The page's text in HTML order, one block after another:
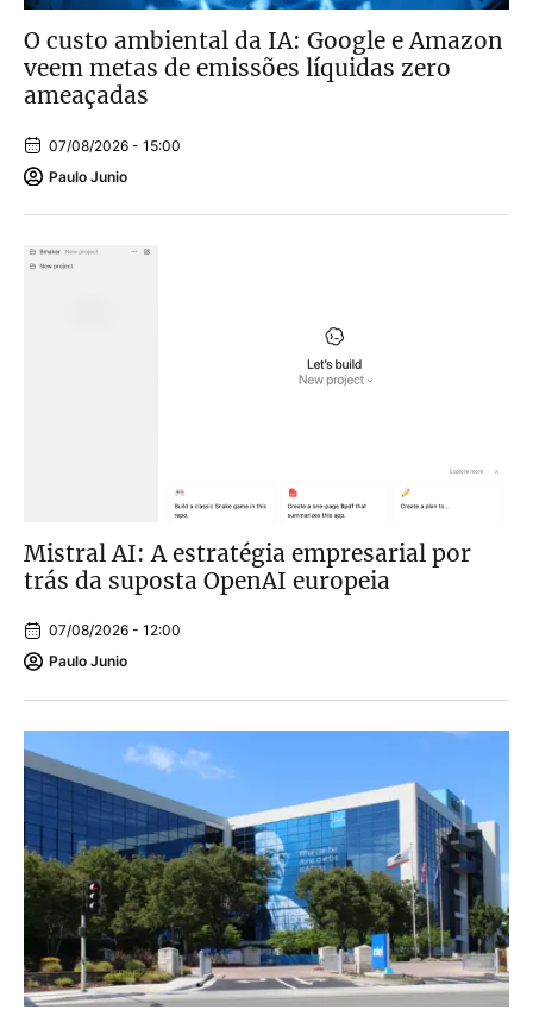
O custo ambiental da IA: Google e Amazon
veem metas de emissões líquidas zero
ameaçadas
07/08/2026 - 15:00
Paulo Junio
Mistral AI: A estratégia empresarial por
trás da suposta OpenAI europeia
07/08/2026 - 12:00
Paulo Junio